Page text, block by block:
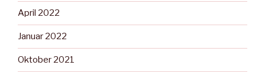
April 2022
Januar 2022
Oktober 2021